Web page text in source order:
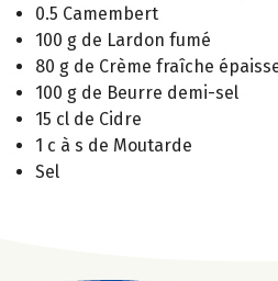
0.5 Camembert
100 g de Lardon fumé
80 g de Crème fraîche
100 g de Beurre demi-sel
15 cl de Cidre
1 c à s de Moutarde
Sel